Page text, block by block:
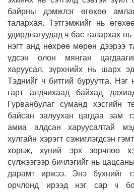
байрны дэмжлэг өгөхөө
талархая. Тэтгэмжийг нь
удирдлагуудад ч бас талархах
нэгт анд нөхрөө мөрөн дээрээ
үдсэн олон мянган
харуусал, зүрхнийх нь шарх
Тэднийг ч битгий буруутга. Нэг
гарт алдчихаад байхад
Гурванбулаг суманд хэсгийн
байсан залуухан цагдаа зам
амиа алдсан харуусалтай
хулгайн хэрэгт сэжиглэгдсэн
хорьж, хүний эрх зөрчлөө
сүлжээгээр бичлэгийг нь
дарамт иржээ. Энэ бүхнийг
орчлонд ирээд нэг сар ч